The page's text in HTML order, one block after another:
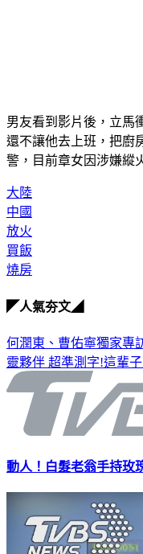
男友看到影片後，立馬
還不讓他去上班，把廚
大陸
中國
放火
買飯
何潤東、曹佑寧獨家專
靈夥伴
超準測字!這輩